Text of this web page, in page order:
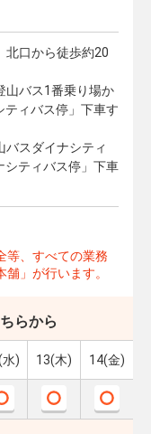
北口から徒歩約20
山バス1番乗り場か
ティバス停」下車す
バスダイナシティ
シティバス停」下車
等、すべての業務
」が行います。
らから
水) 13(木) 14(金)